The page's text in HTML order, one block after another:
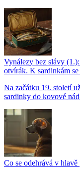
Vynálezy bez slávy
otvírák. K sardinkám
Na začátku 19. století
sardinky do kovové
Co se odehrává v hlavě